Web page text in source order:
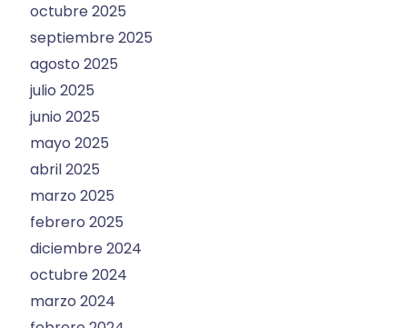
octubre 2025
septiembre 2025
agosto 2025
julio 2025
junio 2025
mayo 2025
abril 2025
marzo 2025
febrero 2025
diciembre 2024
octubre 2024
marzo 2024